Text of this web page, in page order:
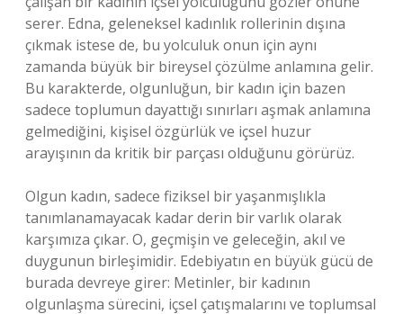
serer. Edna, geleneksel kadınlık rollerinin dışına
çıkmak istese de, bu yolculuk onun için aynı
zamanda büyük bir bireysel çözülme anlamına gelir.
Bu karakterde, olgunluğun, bir kadın için bazen
sadece toplumun dayattığı sınırları aşmak anlamına
gelmediğini, kişisel özgürlük ve içsel huzur
arayışının da kritik bir parçası olduğunu görürüz.
Olgun kadın, sadece fiziksel bir yaşanmışlıkla
tanımlanamayacak kadar derin bir varlık olarak
karşımıza çıkar. O, geçmişin ve geleceğin, akıl ve
duygunun birleşimidir. Edebiyatın en büyük gücü de
burada devreye girer: Metinler, bir kadının
olgunlaşma sürecini, içsel çatışmalarını ve toplumsal